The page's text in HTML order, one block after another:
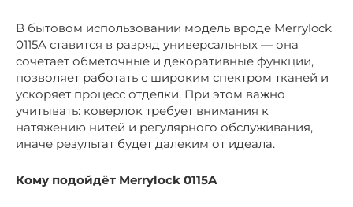
В бытовом использовании модель вроде Merrylock
0115A ставится в разряд универсальных — она
сочетает обметочные и декоративные функции,
позволяет работать с широким спектром тканей и
ускоряет процесс отделки. При этом важно
учитывать: коверлок требует внимания к
натяжению нитей и регулярного обслуживания,
иначе результат будет далеким от идеала.
Кому подойдёт Merrylock 0115A